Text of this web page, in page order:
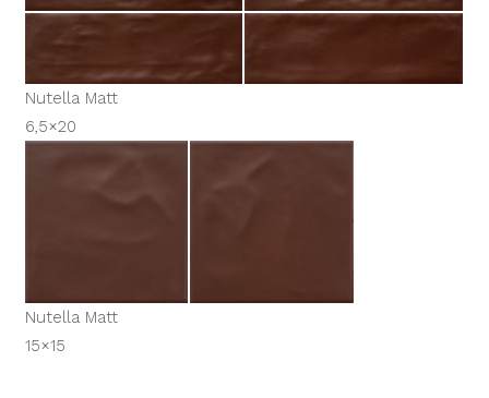
Nutella Matt
6,5×20
Nutella Matt
15×15